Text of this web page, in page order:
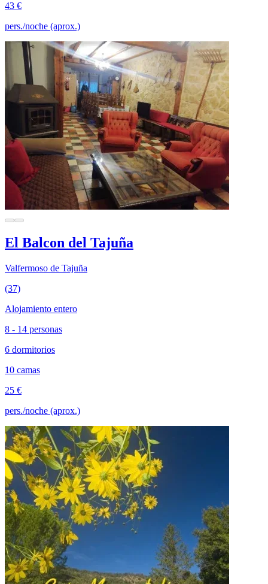
43 €
pers./noche (aprox.)
El Balcon del Tajuña
Valfermoso de Tajuña
(37)
Alojamiento entero
8 - 14 personas
6 dormitorios
10 camas
25 €
pers./noche (aprox.)